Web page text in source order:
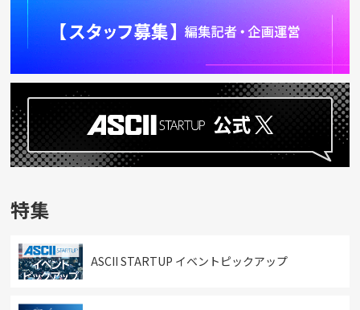
特集
ASCII STARTUP イベントピックアップ